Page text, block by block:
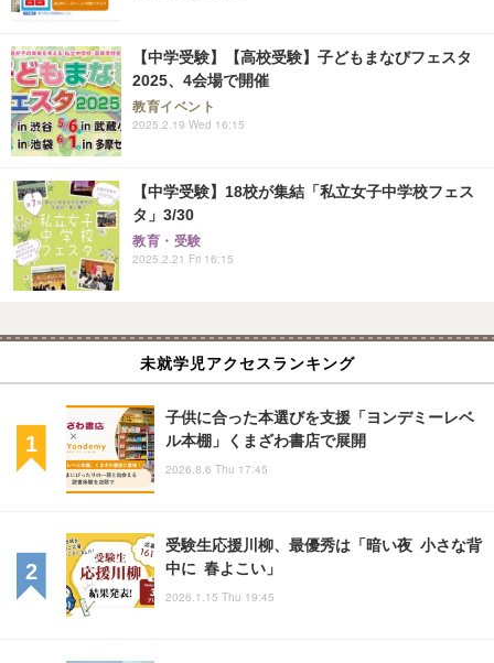
【中学受験】【高校受験】子どもまなびフェスタ
2025、4会場で開催
教育イベント
2025.2.19 Wed 16:15
【中学受験】18校が集結「私立女子中学校フェス
タ」3/30
教育・受験
2025.2.21 Fri 16:15
未就学児アクセスランキング
子供に合った本選びを支援「ヨンデミーレベ
ル本棚」くまざわ書店で展開
2026.8.6 Thu 17:45
受験生応援川柳、最優秀は「暗い夜 小さな背
中に 春よこい」
2026.1.15 Thu 19:45